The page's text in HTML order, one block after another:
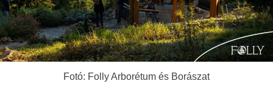
Fotó: Folly Arborétum és Borászat